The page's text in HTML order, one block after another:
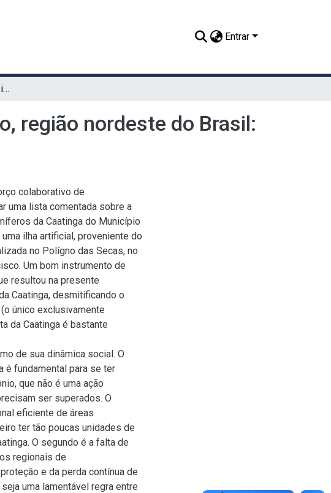
Entrar
Vertebrados terrestres da ilha de Paulo Afonso, região nordeste do Brasil: anfíbios, répteis, aves e mamíferos
região nordeste do Brasil:
colaborativo de
uma lista comentada sobre a
da Caatinga do Município
ilha artificial, proveniente do
no Polígno das Secas, no
Um bom instrumento de
resultou na presente
Caatinga, desmitificando o
único exclusivamente
da Caatinga é bastante
de sua dinâmica social. O
é fundamental para se ter
que não é uma ação
ser superados. O
eficiente de áreas
ter tão poucas unidades de
O segundo é a falta de
regionais de
e da perda contínua de
uma lamentável regra entre